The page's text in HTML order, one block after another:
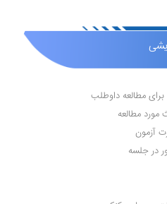
برای مطالعه داوطلب
مطالعه
آزمون
در جلسه